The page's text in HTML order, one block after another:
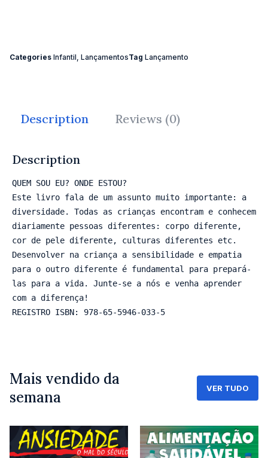
Categories Infantil, LançamentosTag Lançamento
Description Reviews (0)
Description
QUEM SOU EU? ONDE ESTOU?
Este livro fala de um assunto muito importante: a
diversidade. Todas as crianças encontram e conhecem
diariamente pessoas diferentes: corpo diferente,
cor de pele diferente, culturas diferentes etc.
Desenvolver na criança a sensibilidade e empatia
para o outro diferente é fundamental para prepará-
las para a vida. Junte-se a nós e venha aprender
com a diferença!
REGISTRO ISBN: 978-65-5946-033-5
Mais vendido da
semana
VER TUDO